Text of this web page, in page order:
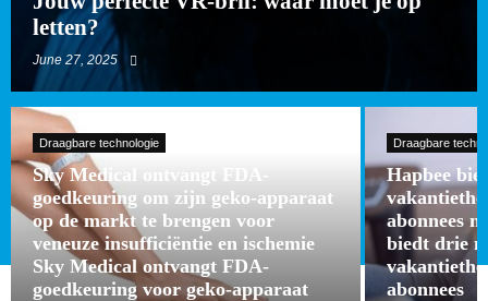
letten?
June 27, 2025
Draagbare technologie
Sky Medical ontvangt FDA-
goedkeuring om zijn geko-apparaat
op de markt te brengen voor
veneuze insufficiëntie en ischemie
Sky Medical ontvangt FDA-
goedkeuring voor geko-apparaat
Draagbare
Hapbee
abonnees
biedt drie
abonnees